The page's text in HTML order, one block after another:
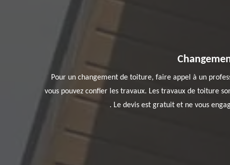
Pour un changement de toiture, faire appel à un
vous pouvez confier les travaux. Les travaux de toiture
. Le devis est gratuit et ne vous